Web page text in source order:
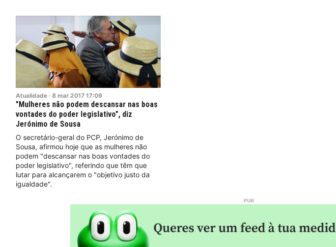
Atualidade · 8 mar 2017 17:09
"Mulheres não podem descansar nas boas
vontades do poder legislativo", diz
Jerónimo de Sousa
O secretário-geral do PCP, Jerónimo de
Sousa, afirmou hoje que as mulheres não
podem "descansar nas boas vontades do
poder legislativo", referindo que têm que
lutar para alcançarem o "objetivo justo da
igualdade".